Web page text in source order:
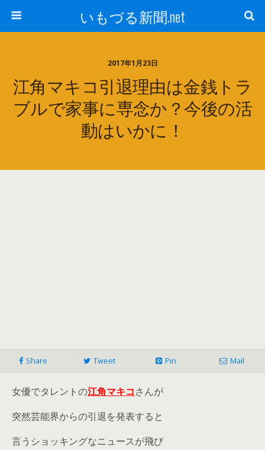
いもづる新聞.net
2017年1月23日
江角マキコ引退理由は金銭トラ
ブルで家事に専念か？今後の活
動はいかに！
Share Tweet Pin Mail
女優でタレントの江角マキコさんが
突然芸能界からの引退を発表すると
言うショッキングなニュースが飛び